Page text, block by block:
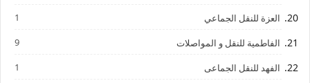
العزة للنقل الجماعي 1
الفاطمية للنقل و المواصلات 9
الفهد للنقل الجماعى 1